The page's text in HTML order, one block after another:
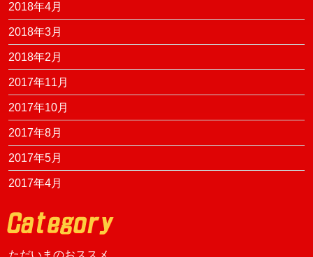
2018年4月
2018年3月
2018年2月
2017年11月
2017年10月
2017年8月
2017年5月
2017年4月